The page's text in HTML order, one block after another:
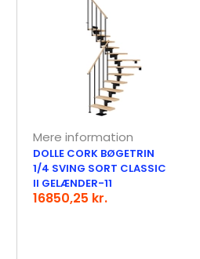
Mere information
DOLLE CORK BØGETRIN
1/4 SVING SORT CLASSIC
II GELÆNDER-11
16850,25 kr.